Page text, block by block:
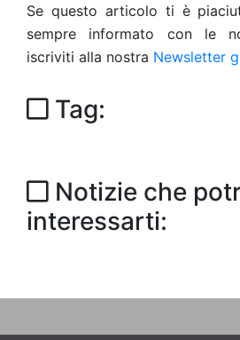
Se questo articolo ti è
sempre informato con le
iscriviti alla nostra Newsletter
Tag:
Notizie che
interessarti: